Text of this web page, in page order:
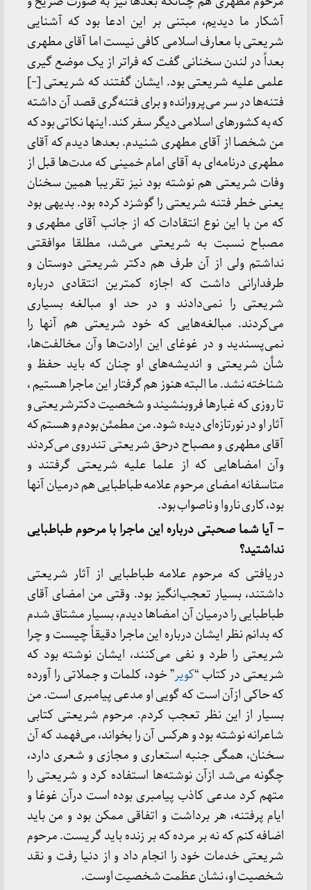
آشکار ما دیدیم، مبتنی بر این ادعا بود که آشنایی
شریعتی با معارف اسلامی کافی نیست اما آقای مطهری
بعداً در لندن سخنانی گفت که فراتر از یک موضع گیری
علمی علیه شریعتی بود. ایشان گفتند که شریعتی [-]
فتنه‌ها در سر می‌پرورانده و برای فتنه‌گری قصد آن داشته
که به کشورهای اسلامی دیگر سفر کند. اینها نکاتی بود که
من شخصا از آقای مطهری شنیدم. بعدها دیدم که آقای
مطهری درنامه‌ای به آقای امام خمینی که مدت‌ها قبل از
وفات شریعتی هم نوشته بود نیز تقریبا همین سخنان
یعنی خطر فتنه شریعتی را گوشزد کرده بود. بدیهی بود
که من با این نوع انتقادات که از جانب آقای مطهری و
مصباح نسبت به شریعتی می‌شد، مطلقا موافقتی
نداشتم ولی از آن طرف هم دکتر شریعتی دوستان و
طرفدارانی داشت که اجازه کمترین انتقادی درباره
شریعتی را نمی‌دادند و در حد او مبالغه بسیاری
می‌کردند. مبالغه‌هایی که خود شریعتی هم آنها را
نمی‌پسندید و در غوغای این ارادت‌ها وآن مخالفت‌ها،
شأن شریعتی و اندیشه‌های او چنان که باید حفظ و
شناخته نشد. ما البته هنوز هم گرفتار این ماجرا هستیم ،
تا روزی که غبارها فروبنشیند و شخصیت دکترشریعتی و
آثار او در نورتازه‌ای دیده شود. من مطمئن بودم و هستم که
آقای مطهری و مصباح درحق شریعتی تندروی می‌کردند
وآن امضاهایی که از علما علیه شریعتی گرفتند و
متاسفانه امضای مرحوم علامه طباطبایی هم درمیان آنها
بود، کاری ناروا و ناصواب بود.
– آیا شما صحبتی درباره این ماجرا با مرحوم طباطبایی
نداشتید؟
دریافتی که مرحوم علامه طباطبایی از آثار شریعتی
داشتند، بسیار تعجب‌انگیز بود. وقتی من امضای آقای
طباطبایی را درمیان آن امضاها دیدم، بسیار مشتاق شدم
که بدانم نظر ایشان درباره این ماجرا دقیقاً چیست و چرا
شریعتی را طرد و نفی می‌کنند، ایشان نوشته بود که
شریعتی در کتاب “کویر” خود، کلمات و جملاتی را آورده
که حاکی ازآن است که گویی او مدعی پیامبری است. من
بسیار از این نظر تعجب کردم. مرحوم شریعتی کتابی
شاعرانه نوشته بود و هرکس آن را بخواند، می‌فهمد که آن
سخنان، همگی جنبه استعاری و مجازی و شعری دارد،
چگونه می‌شد ازآن نوشته‌ها استفاده کرد و شریعتی را
متهم کرد مدعی کاذب پیامبری بوده است درآن غوغا و
ایام پرفتنه، هر برداشت و اتفاقی ممکن بود و من باید
اضافه کنم که نه بر مرده که بر زنده باید گریست. مرحوم
شریعتی خدمات خود را انجام داد و از دنیا رفت و نقد
شخصیت او، نشان عظمت شخصیت اوست.